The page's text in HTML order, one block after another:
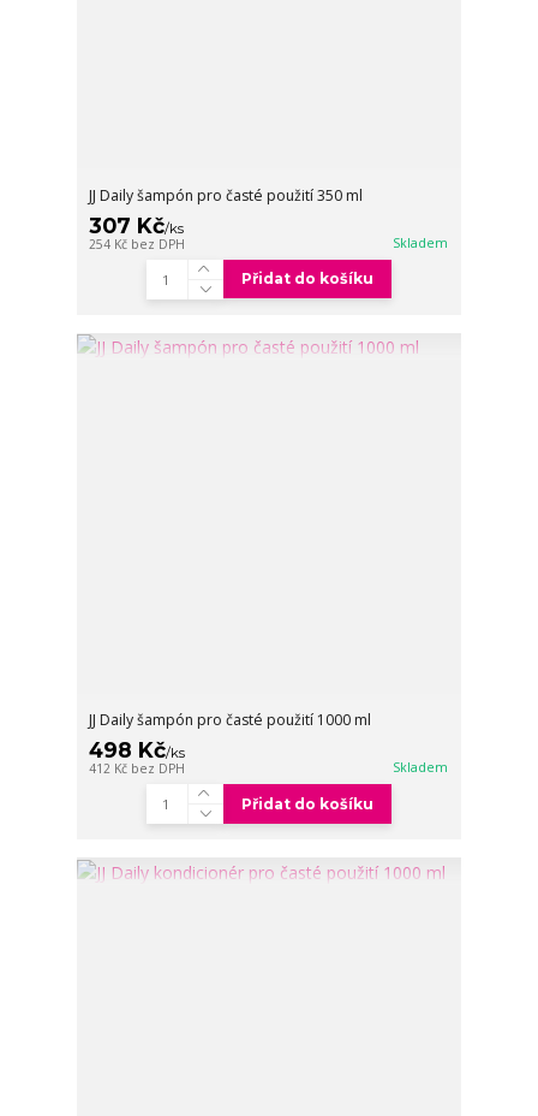
JJ Daily šampón pro časté použití 350 ml
307 Kč/ks
254 Kč bez DPH Skladem
Přidat do košíku
JJ Daily šampón pro časté použití 1000 ml
498 Kč/ks
412 Kč bez DPH Skladem
Přidat do košíku